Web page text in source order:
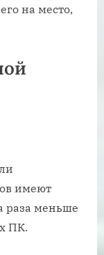
на место,
имеют
раза меньше
ПК.